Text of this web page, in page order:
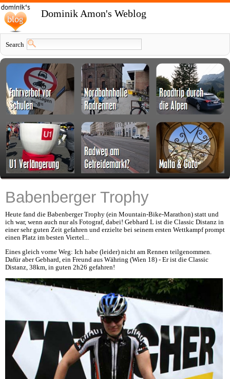
Dominik Amon's Weblog
Search
Babenberger Trophy
Heute fand die Babenberger Trophy (ein Mountain-Bike-Marathon) statt und
ich war, wenn auch nur als Fotograf, dabei! Gebhard L ist die Classic Distanz in
einer sehr guten Zeit gefahren und erzielte bei seinem ersten Wettkampf prompt
einen Platz im besten Viertel...
Eines gleich vorne Weg: Ich habe (leider) nicht am Rennen teilgenommen.
Dafür aber Gebhard, ein Freund aus Währing (Wien 18) - Er ist die Classic
Distanz, 38km, in guten 2h26 gefahren!